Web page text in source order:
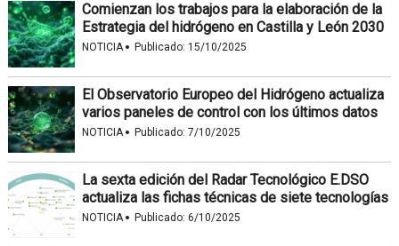
Comienzan los trabajos para la elaboración de la
Estrategia del hidrógeno en Castilla y León 2030
NOTICIA· Publicado: 15/10/2025
El Observatorio Europeo del Hidrógeno actualiza
varios paneles de control con los últimos datos
NOTICIA· Publicado: 7/10/2025
La sexta edición del Radar Tecnológico E.DSO
actualiza las fichas técnicas de siete tecnologías
NOTICIA· Publicado: 6/10/2025